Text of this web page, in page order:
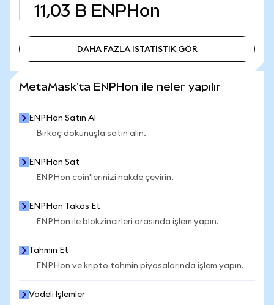
11,03 B ENPHon
DAHA FAZLA İSTATİSTİK GÖR
MetaMask'ta ENPHon ile neler yapılır
ENPHon Satın Al
Birkaç dokunuşla satın alın.
ENPHon Sat
ENPHon coin'lerinizi nakde çevirin.
ENPHon Takas Et
ENPHon ile blokzincirleri arasında işlem yapın.
Tahmin Et
ENPHon ve kripto tahmin piyasalarında işlem yapın.
Vadeli İşlemler